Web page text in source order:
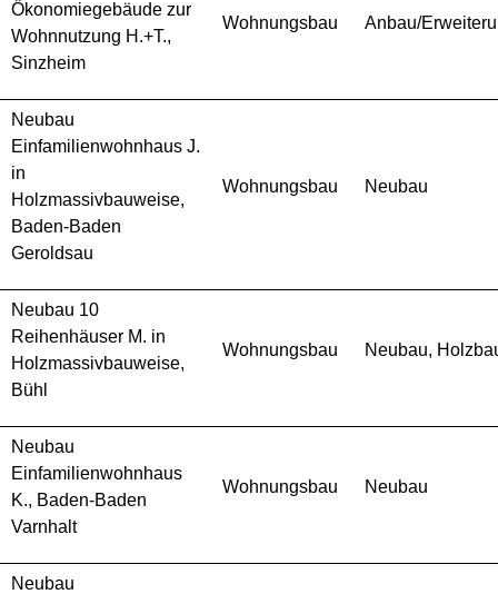
Ökonomiegebäude zur
Wohnnutzung H.+T.,
Sinzheim
Wohnungsbau Anbau/
Neubau
Einfamilienwohnhaus J.
in
Holzmassivbauweise,
Baden-Baden
Geroldsau
Wohnungsbau Neubau
Neubau 10
Reihenhäuser M. in
Holzmassivbauweise,
Bühl
Wohnungsbau Neubau,
Neubau
Einfamilienwohnhaus
K., Baden-Baden
Varnhalt
Wohnungsbau Neubau
Neubau